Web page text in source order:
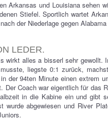
Arkansas und Louisiana sehen
Stiefel. Sportlich wartet
der Niederlage gegen
LEDER.
wirkt alles a bisserl sehr gewollt.
liegste 0:1 zurück,
der 94ten Minute einen extrem
Der Coach war eigentlich für das
in die Kabine ein und gibt
wurde abgewiesen und River